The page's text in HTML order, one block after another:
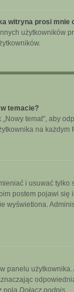
witryna prosi mnie
użytkowników
temacie?
temat”, aby
na każdym
i usuwać
postem pojawi
wyświetlona.
pola Dołącz podpis